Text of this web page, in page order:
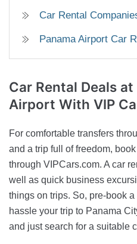
Car Rental
Panama Airport Car
Car Rental Deals at
Airport With VIP
For comfortable transfers
and a trip full of freedom,
through VIPCars.com. A car
well as quick business
things on trips. So, pre-book
hassle your trip to Panama
and just search for a suitable